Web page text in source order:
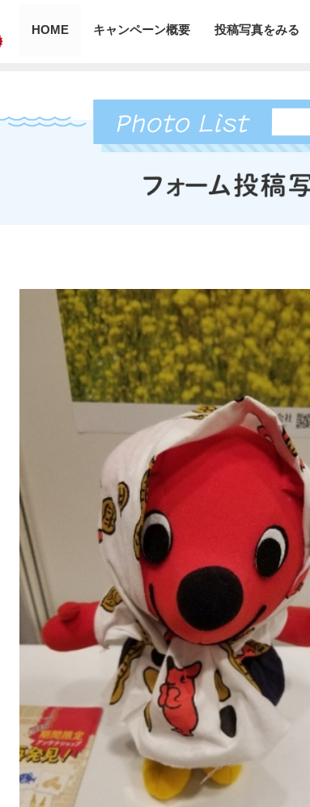
HOME キャンペーン概要 投稿写真をみる